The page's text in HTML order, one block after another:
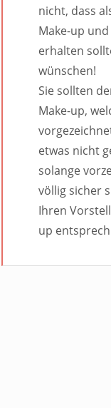
nicht, dass
Make-up
erhalten
wünschen!
Sie sollten
Make-up,
etwas nicht
solange
völlig sicher
Ihren
up